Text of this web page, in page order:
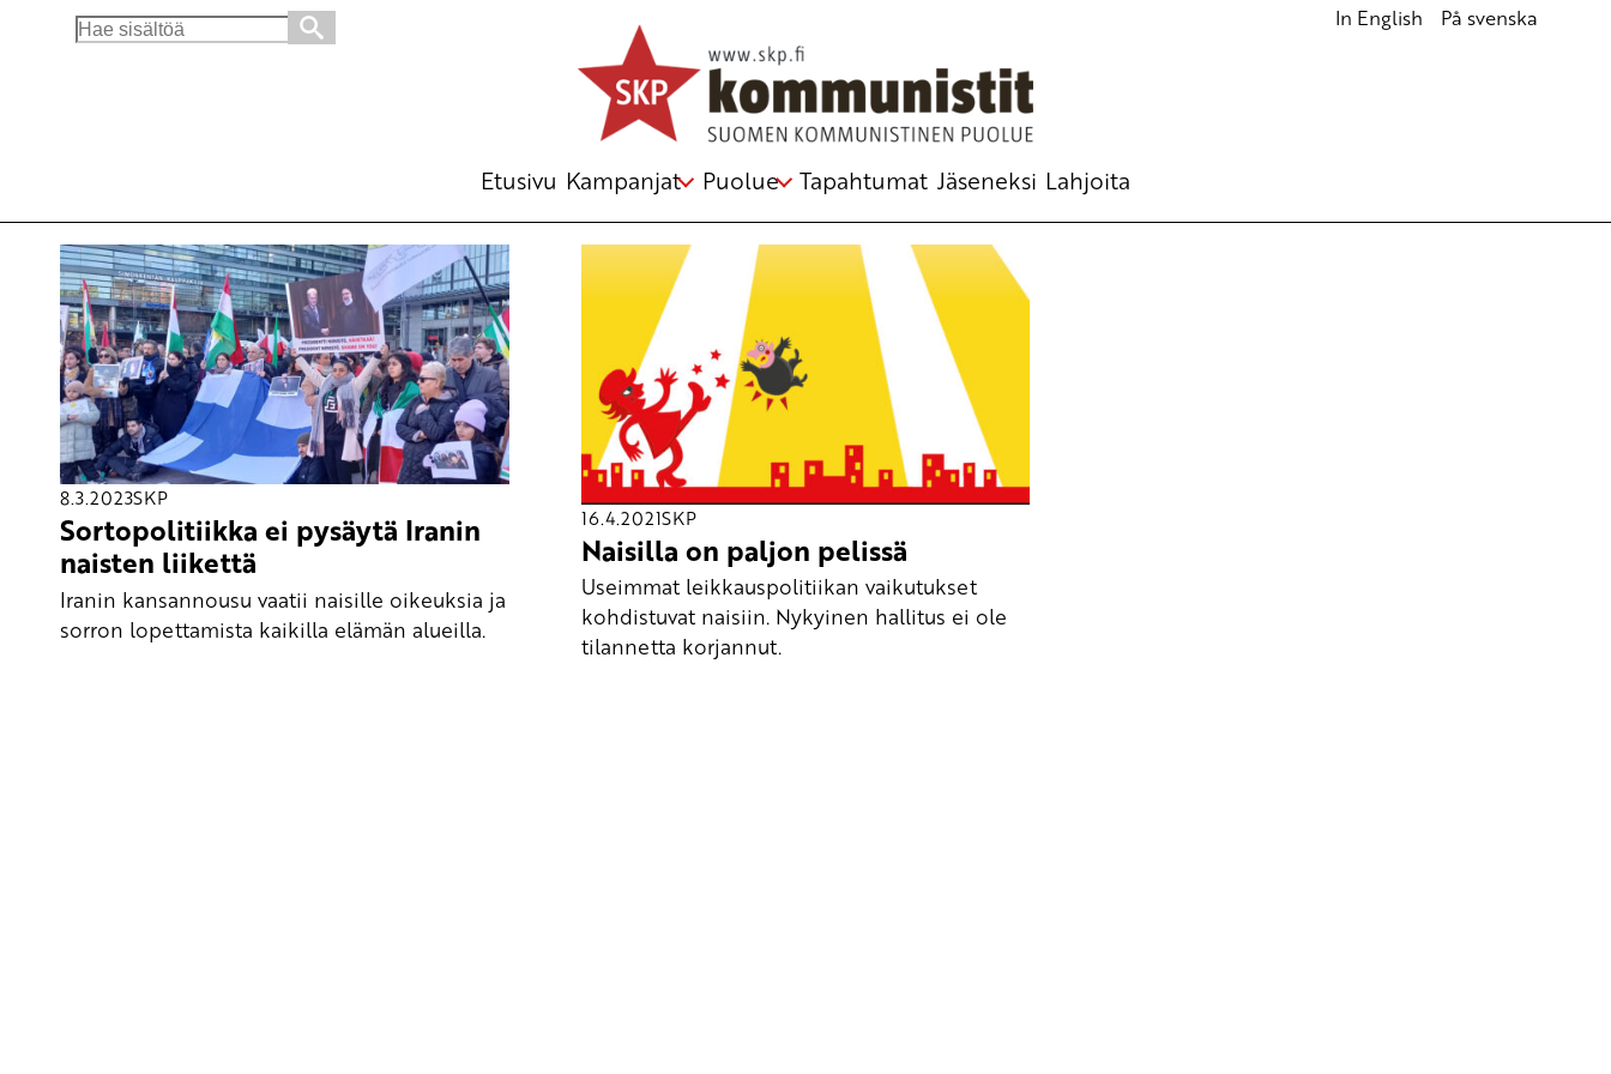
Search
In English På svenska
Etusivu Kampanjat Puolue Tapahtumat Jäseneksi Lahjoita
Avainsana
naiset
8.3.2023SKP
Sortopolitiikka ei pysäytä Iranin
naisten liikettä
Iranin kansannousu vaatii naisille oikeuksia ja
sorron lopettamista kaikilla elämän alueilla.
16.4.2021SKP
Naisilla on paljon pelissä
Useimmat leikkauspolitiikan vaikutukset
kohdistuvat naisiin. Nykyinen hallitus ei ole
tilannetta korjannut.